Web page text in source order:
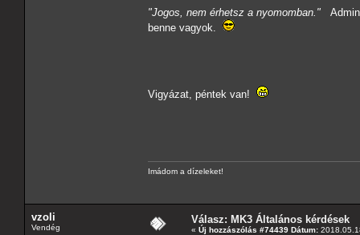
"Jogos, nem érhetsz a nyomomban."
benne vagyok.
Vigyázat, péntek van!
Imádom a dízeleket!
vzoli
Vendég
Válasz: MK3 Általános kérdések
« Új hozzászólás #74439 Dátum: